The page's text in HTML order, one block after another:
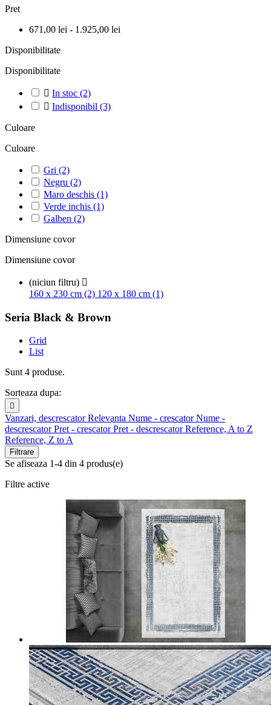
Pret
671,00 lei - 1.925,00 lei
Disponibilitate
Disponibilitate
 In stoc (2)
 Indisponibil (3)
Culoare
Culoare
Gri (2)
Negru (2)
Maro deschis (1)
Verde inchis (1)
Galben (2)
Dimensiune covor
Dimensiune covor
(niciun filtru) 
160 x 230 cm (2) 120 x 180 cm (1)
Seria Black & Brown
Grid
List
Sunt 4 produse.
Sorteaza dupa:

Vanzari, descrescatorRelevanta Nume - crescatorNume -
descrescatorPret - crescatorPret - descrescatorReference, A to Z
Reference, Z to A
Filtrare
Se afiseaza 1-4 din 4 produs(e)
Filtre active